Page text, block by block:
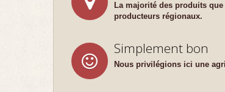
La majorité des produits
producteurs régionaux.
Simplement bon
Nous privilégions ici une